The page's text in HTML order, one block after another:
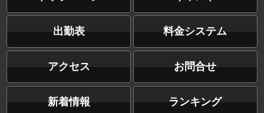
出勤表 料金システム
アクセス お問合せ
新着情報 ランキング